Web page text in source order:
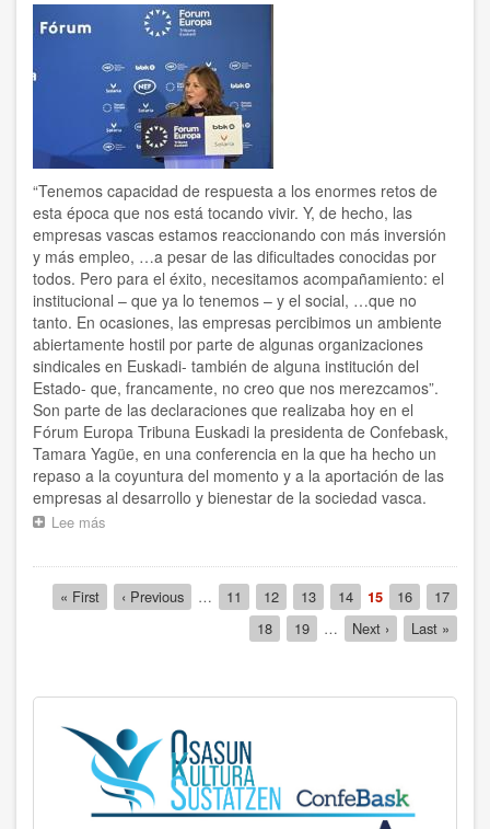
empresas
vascas
sabiendo
reaccionar”
“Tenemos capacidad de respuesta a los enormes retos de
esta época que nos está tocando vivir. Y, de hecho, las
empresas vascas estamos reaccionando con más inversión
y más empleo, …a pesar de las dificultades conocidas por
todos. Pero para el éxito, necesitamos acompañamiento: el
institucional – que ya lo tenemos – y el social, …que no
tanto. En ocasiones, las empresas percibimos un ambiente
abiertamente hostil por parte de algunas organizaciones
sindicales en Euskadi- también de alguna institución del
Estado- que, francamente, no creo que nos merezcamos”.
Son parte de las declaraciones que realizaba hoy en el
Fórum Europa Tribuna Euskadi la presidenta de Confebask,
Tamara Yagüe, en una conferencia en la que ha hecho un
repaso a la coyuntura del momento y a la aportación de las
empresas al desarrollo y bienestar de la sociedad vasca.
Lee más
con
éxito
también
acompañamiento
de
la
sociedad”
Paginación
Primera
página
« First
Página
anterior
‹ Previous … Página
11 Página
12 Página
13 Página
14
Página
actual
15 Página
16 Página
17
Página
18 Página
19 …
Siguiente
página
Next ›
Última
página
Last »